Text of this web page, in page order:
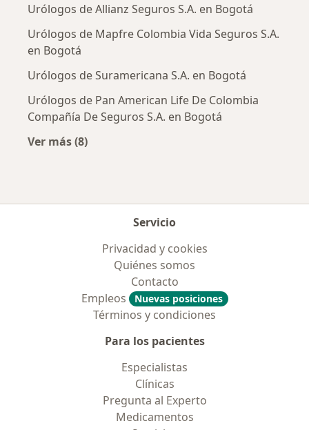
Urólogos de Allianz Seguros S.A. en Bogotá
Urólogos de Mapfre Colombia Vida Seguros S.A.
en Bogotá
Urólogos de Suramericana S.A. en Bogotá
Urólogos de Pan American Life De Colombia
Compañía De Seguros S.A. en Bogotá
Ver más (8)
Servicio
Privacidad y cookies
Quiénes somos
Contacto
Empleos
Nuevas posiciones
Términos y condiciones
Para los pacientes
Especialistas
Clínicas
Pregunta al Experto
Medicamentos